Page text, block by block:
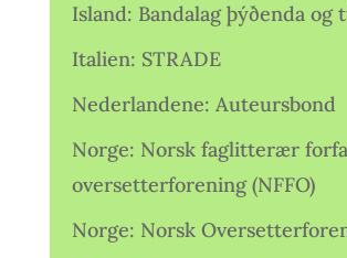
Island: Bandalag þýðenda og
Italien: STRADE
Nederlandene: Auteursbond
Norge: Norsk faglitterær
oversetterforening (NFFO)
Norge: Norsk